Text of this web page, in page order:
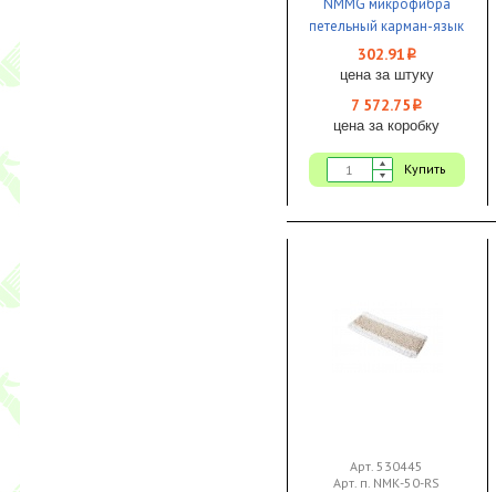
NMMG микрофибра
петельный карман-язык
Росмоп Кваттро 1/25
302.91 i
цена за штуку
7 572.75 i
цена за коробку
Купить
Арт. 530445
Арт. п. NМК-50-RS